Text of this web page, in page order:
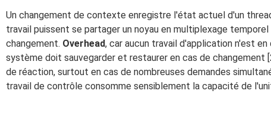
Un changement de contexte enregistre l'état actuel d'un
travail puissent se partager un noyau en multiplexage
changement. Overhead, car aucun travail d'application n'est
système doit sauvegarder et restaurer en cas de
de réaction, surtout en cas de nombreuses demandes
travail de contrôle consomme sensiblement la capacité de